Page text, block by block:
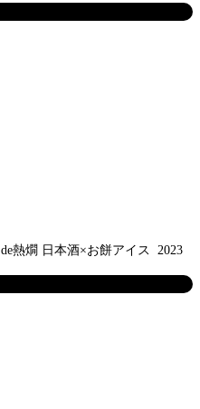
熱燗 日本酒×お餅アイス 2023